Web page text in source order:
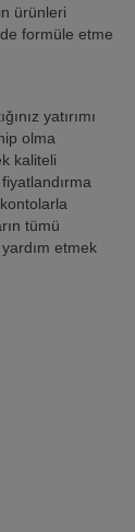
ürünleri
formüle etme
yatırımı
olma
kaliteli
tümü
yardım etmek